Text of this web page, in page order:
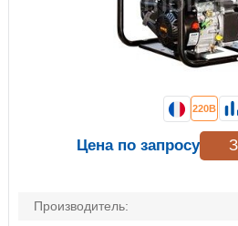
Производитель:
220В
Цена по запросу